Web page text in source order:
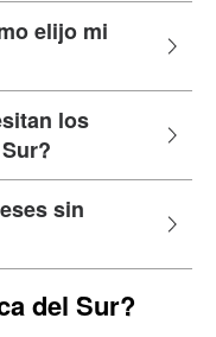
elijo mi
los
sin
del Sur?